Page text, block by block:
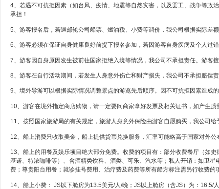
4、若遇不可抗拒因素（如台风、疫情、地震等自然灾害，以及罢工、战争等政
承担！
5、游客报名后，若遇邮轮公司船票、燃油税、小费等调价，我公司根据实际差
6、游客必须在保证自身健康良好前提下报名参加，若因游客自身疾病及个人过
7、游客因自身原因发生被前往国家拒绝入境等情况，我公司不承担责任。游客
8、游客在自行活动期间，若发生人身意外伤亡和财产损失，我公司不承担赔偿
9、境外导游可以根据实际情况调整景点的游览先后顺序。因不可抗拒因素造成
10、游客在境外指定商店购物，请一定要问商家拿好发票及相关证书，如产生
11、按照国家旅游局的有关规定，旅游人身意外保险由游客自愿购买，我公司给
12、船上消费只收取美金，船上提供货币兑换服务，汇率可能略高于国家对外
13、船上的用餐及娱乐项目绝大部分免费。收费的项目有：部分收费餐厅（如
基诺、特浓咖啡等）、含酒精类饮料、酒类、可乐、汽水等；私人开销：如卫
费；尊贵阳台用餐；就诊挂号费用、治疗费及药费等所有船方标注需另行收费的
14、船上小费： JS以下舱房为13.5美元/人/晚；JS以上舱房（含JS）为：16.5/